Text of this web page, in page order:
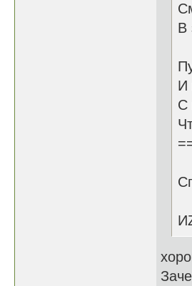
В
И
С